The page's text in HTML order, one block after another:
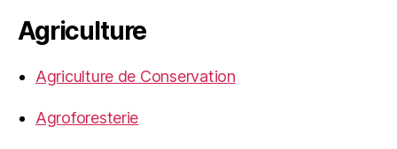
Agriculture
Agriculture de Conservation
Agroforesterie